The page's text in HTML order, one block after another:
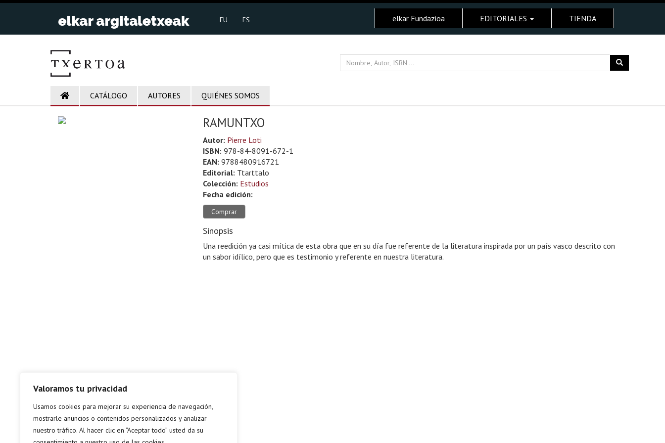
Valoramos tu privacidad
Usamos cookies para mejorar su experiencia de navegación,
mostrarle anuncios o contenidos personalizados y analizar
nuestro tráfico. Al hacer clic en “Aceptar todo” usted da su
EU ES elkar Fundazioa EDITORIALES TIENDA
CATÁLOGO AUTORES QUIÉNES SOMOS
RAMUNTXO
Autor: Pierre Loti
ISBN: 978-84-8091-672-1
EAN: 9788480916721
Editorial: Ttarttalo
Colección: Estudios
Fecha edición:
Comprar
Sinopsis
Una reedición ya casi mítica de esta obra que en su día fue referente de la literatura inspirada por un país vasco descrito con
un sabor idílico, pero que es testimonio y referente en nuestra literatura.